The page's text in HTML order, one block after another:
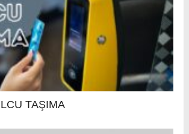
TAŞIMA